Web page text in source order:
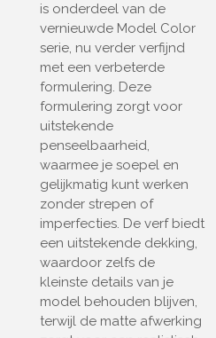
is onderdeel van de
vernieuwde Model Color
serie, nu verder verfijnd
met een verbeterde
formulering. Deze
formulering zorgt voor
uitstekende
penseelbaarheid,
waarmee je soepel en
gelijkmatig kunt werken
zonder strepen of
imperfecties. De verf biedt
een uitstekende dekking,
waardoor zelfs de
kleinste details van je
model behouden blijven,
terwijl de matte afwerking